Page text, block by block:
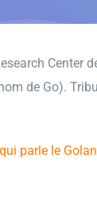
de Go).
parle le